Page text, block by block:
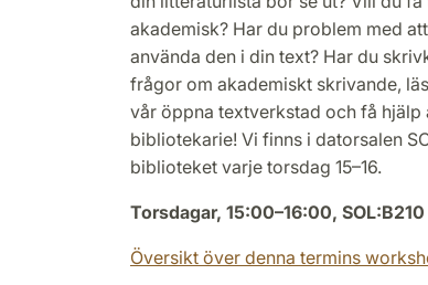
akademisk? Har du problem med
använda den i din text? Har du
frågor om akademiskt skrivande,
vår öppna textverkstad och få
bibliotekarie! Vi finns i datorsalen
biblioteket varje torsdag 15–16.
Torsdagar, 15:00–16:00, SOL:B210
Översikt över denna termins